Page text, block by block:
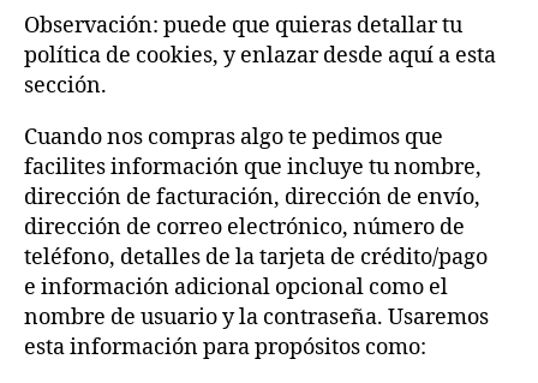
Observación: puede que quieras detallar tu
política de cookies, y enlazar desde aquí a esta
sección.
Cuando nos compras algo te pedimos que
facilites información que incluye tu nombre,
dirección de facturación, dirección de envío,
dirección de correo electrónico, número de
teléfono, detalles de la tarjeta de crédito/pago
e información adicional opcional como el
nombre de usuario y la contraseña. Usaremos
esta información para propósitos como: